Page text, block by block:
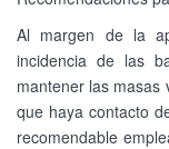
Al margen de la
incidencia de las
mantener las masas
que haya contacto
recomendable